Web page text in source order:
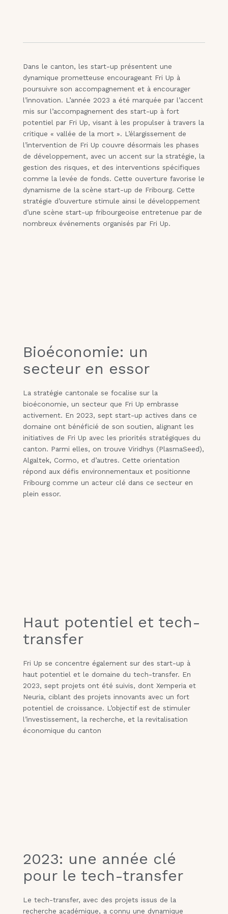
Dans le canton, les start-up présentent une
dynamique prometteuse encourageant Fri Up à
poursuivre son accompagnement et à encourager
l’innovation. L’année 2023 a été marquée par l’accent
mis sur l’accompagnement des start-up à fort
potentiel par Fri Up, visant à les propulser à travers la
critique « vallée de la mort ». L’élargissement de
l’intervention de Fri Up couvre désormais les phases
de développement, avec un accent sur la stratégie, la
gestion des risques, et des interventions spécifiques
comme la levée de fonds. Cette ouverture favorise le
dynamisme de la scène start-up de Fribourg. Cette
stratégie d’ouverture stimule ainsi le développement
d’une scène start-up fribourgeoise entretenue par de
nombreux événements organisés par Fri Up.
Bioéconomie: un
secteur en essor
La stratégie cantonale se focalise sur la
bioéconomie, un secteur que Fri Up embrasse
activement. En 2023, sept start-up actives dans ce
domaine ont bénéficié de son soutien, alignant les
initiatives de Fri Up avec les priorités stratégiques du
canton. Parmi elles, on trouve Viridhys (PlasmaSeed),
Algaltek, Cormo, et d’autres. Cette orientation
répond aux défis environnementaux et positionne
Fribourg comme un acteur clé dans ce secteur en
plein essor.
Haut potentiel et tech-
transfer
Fri Up se concentre également sur des start-up à
haut potentiel et le domaine du tech-transfer. En
2023, sept projets ont été suivis, dont Xemperia et
Neuria, ciblant des projets innovants avec un fort
potentiel de croissance. L’objectif est de stimuler
l’investissement, la recherche, et la revitalisation
économique du canton
2023: une année clé
pour le tech-transfer
Le tech-transfer, avec des projets issus de la
recherche académique, a connu une dynamique